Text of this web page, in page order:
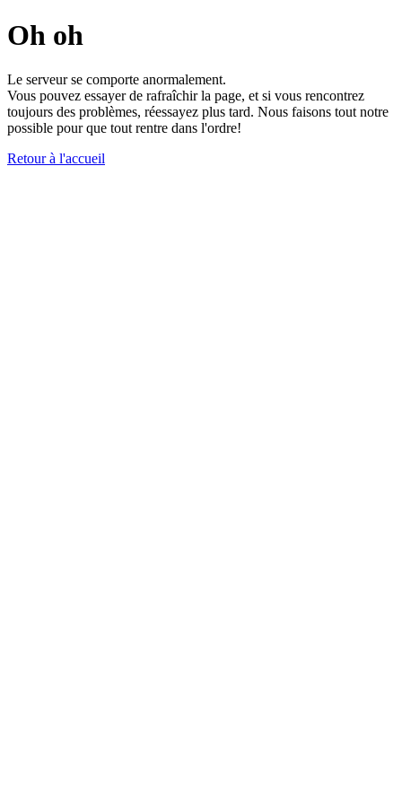
Oh oh
Le serveur se comporte anormalement.
Vous pouvez essayer de rafraîchir la page, et si vous rencontrez
toujours des problèmes, réessayez plus tard. Nous faisons tout notre
possible pour que tout rentre dans l'ordre!
Retour à l'accueil